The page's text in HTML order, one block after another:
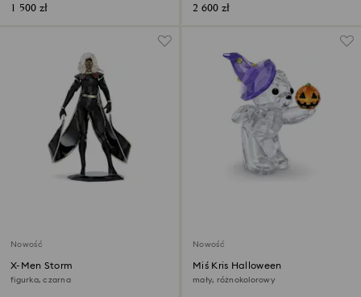
1 500 zł 2 600 zł
Nowość
X-Men Storm
figurka, czarna
Nowość
Miś Kris Halloween
mały, różnokolorowy